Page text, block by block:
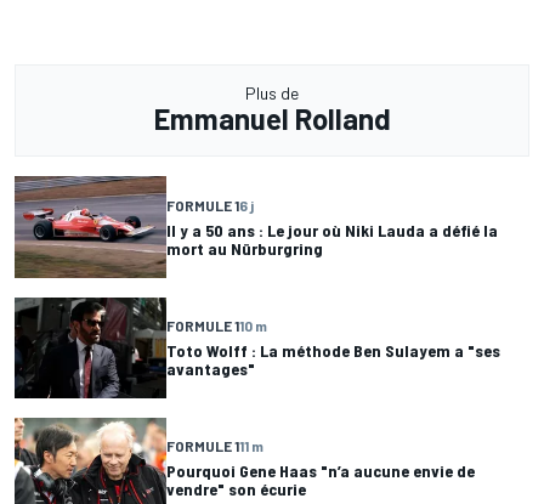
Plus de
Emmanuel Rolland
FORMULE 16 j
Il y a 50 ans : Le jour où Niki Lauda a défié la
mort au Nürburgring
FORMULE 110 m
Toto Wolff : La méthode Ben Sulayem a "ses
avantages"
FORMULE 111 m
Pourquoi Gene Haas "n’a aucune envie de
vendre" son écurie